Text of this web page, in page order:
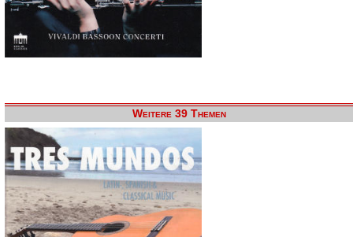
Weitere 39 Themen